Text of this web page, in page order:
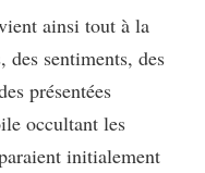
ainsi tout à la
des sentiments, des
présentées
occultant les
initialement